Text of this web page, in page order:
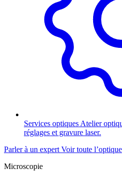
Services optiques Atelier
réglages et gravure laser.
Parler à un expert Voir toute l’optique
Microscopie